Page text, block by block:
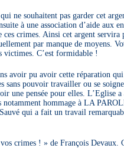
ne souhaitent pas garder cet
à une association d’aide aux
crimes. Ainsi cet argent servira
par manque de moyens.
victimes. C’est formidable !
avoir pu avoir cette réparation
sans pouvoir travailler ou se
une pensée pour elles. L’Eglise
notamment hommage à LA
qui a fait un travail
crimes ! » de François Devaux.